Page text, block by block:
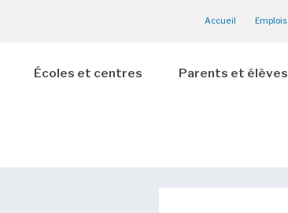
Accueil Emplois
Écoles et centres Parents et élèves